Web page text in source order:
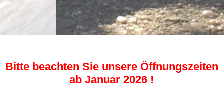
Bitte beachten Sie unsere Öffnungszeiten
ab Januar 2026 !